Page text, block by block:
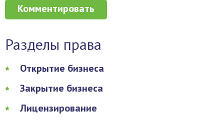
Разделы права
Открытие бизнеса
Закрытие бизнеса
Лицензирование